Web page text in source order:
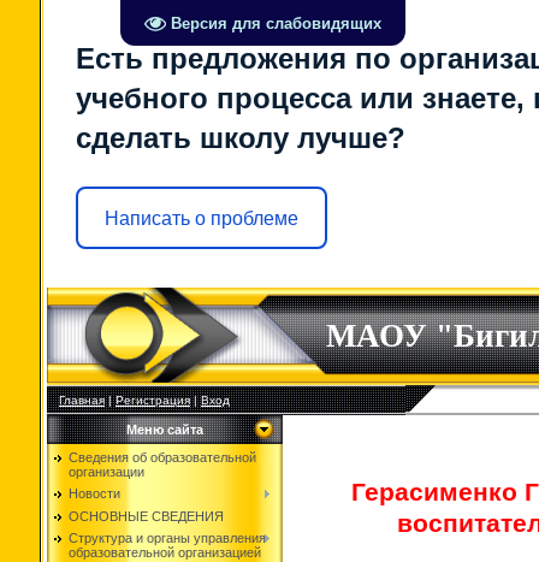
Версия для слабовидящих
Есть предложения по
учебного процесса или знаете,
сделать школу лучше?
Написать о проблеме
МАОУ
Главная|Регистрация|Вход
Меню сайта
Сведения об образовательной
организации
Новости
ОСНОВНЫЕ СВЕДЕНИЯ
Структура и органы управления
образовательной организацией
Герасименко